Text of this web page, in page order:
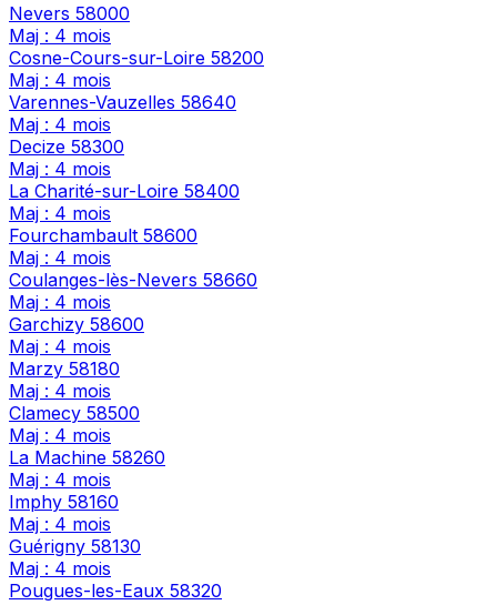
Nevers 58000
Maj : 4 mois
Cosne-Cours-sur-Loire 58200
Maj : 4 mois
Varennes-Vauzelles 58640
Maj : 4 mois
Decize 58300
Maj : 4 mois
La Charité-sur-Loire 58400
Maj : 4 mois
Fourchambault 58600
Maj : 4 mois
Coulanges-lès-Nevers 58660
Maj : 4 mois
Garchizy 58600
Maj : 4 mois
Marzy 58180
Maj : 4 mois
Clamecy 58500
Maj : 4 mois
La Machine 58260
Maj : 4 mois
Imphy 58160
Maj : 4 mois
Guérigny 58130
Maj : 4 mois
Pougues-les-Eaux 58320